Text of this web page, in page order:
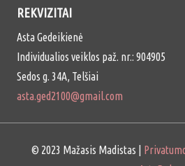
REKVIZITAI
Asta Gedeikienė
Individualios veiklos paž. nr.: 904905
Sedos g. 34A, Telšiai
asta.ged2100@gmail.com
© 2023 Mažasis Madistas |